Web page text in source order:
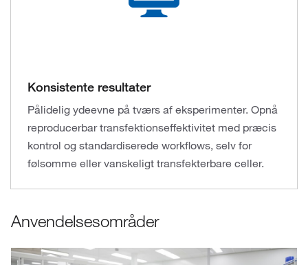
Konsistente resultater
Pålidelig ydeevne på tværs af eksperimenter. Opnå
reproducerbar transfektionseffektivitet med præcis
kontrol og standardiserede workflows, selv for
følsomme eller vanskeligt transfekterbare celler.
Anvendelsesområder